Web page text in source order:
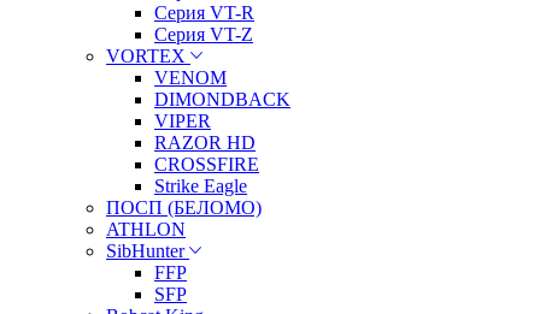
Серия VT-R
Серия VT-Z
VORTEX
VENOM
DIMONDBACK
VIPER
RAZOR HD
CROSSFIRE
Strike Eagle
ПОСП (БЕЛОМО)
ATHLON
SibHunter
FFP
SFP